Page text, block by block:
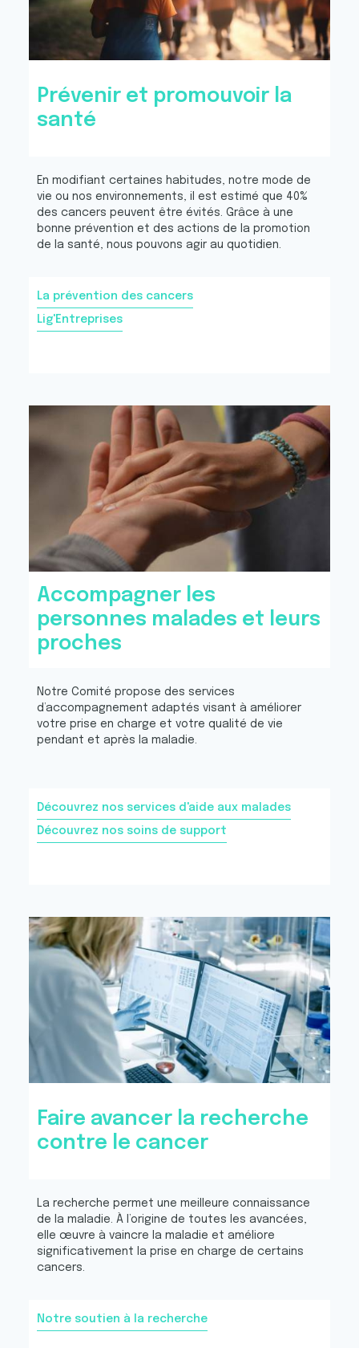
Prévenir et promouvoir la
santé
En modifiant certaines habitudes, notre mode de
vie ou nos environnements, il est estimé que 40%
des cancers peuvent être évités. Grâce à une
bonne prévention et des actions de la promotion
de la santé, nous pouvons agir au quotidien.
La prévention des cancers
Lig'Entreprises
Accompagner les
personnes malades et leurs
proches
Notre Comité propose des services
d’accompagnement adaptés visant à améliorer
votre prise en charge et votre qualité de vie
pendant et après la maladie.
Découvrez nos services d'aide aux malades
Découvrez nos soins de support
Faire avancer la recherche
contre le cancer
La recherche permet une meilleure connaissance
de la maladie. À l’origine de toutes les avancées,
elle œuvre à vaincre la maladie et améliore
significativement la prise en charge de certains
cancers.
Notre soutien à la recherche